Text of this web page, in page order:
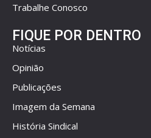
Trabalhe Conosco
FIQUE POR DENTRO
Notícias
Opinião
Publicações
Imagem da Semana
História Sindical